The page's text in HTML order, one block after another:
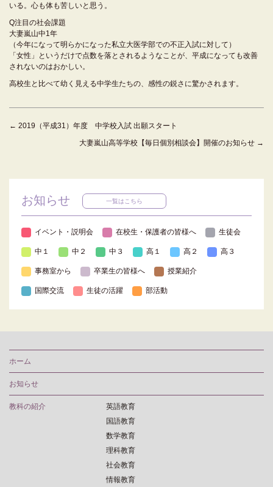
いる。心も体も苦しいと思う。
Q注目の社会課題
大妻嵐山中1年
（今年になって明らかになった私立大医学部での不正入試に対して）
「女性」というだけで点数を落とされるようなことが、平成になっても改善
されないのはおかしい。
高校生と比べて幼く見える中学生たちの、感性の鋭さに驚かされます。
← 2019（平成31）年度 中学校入試 出願スタート
大妻嵐山高等学校【毎日個別相談会】開催のお知らせ →
お知らせ 一覧はこちら
イベント・説明会 在校生・保護者の皆様へ 生徒会
中１ 中２ 中３ 高１ 高２ 高３
事務室から 卒業生の皆様へ 授業紹介
国際交流 生徒の活躍 部活動
ホーム
お知らせ
教科の紹介
英語教育
国語教育
数学教育
理科教育
社会教育
情報教育